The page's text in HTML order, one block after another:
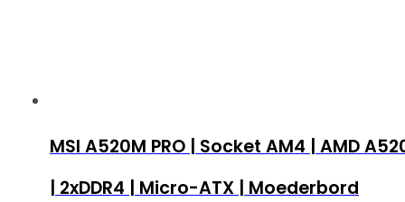
MSI A520M PRO | Socket AM4 | AMD
| 2xDDR4 | Micro-ATX | Moederbord